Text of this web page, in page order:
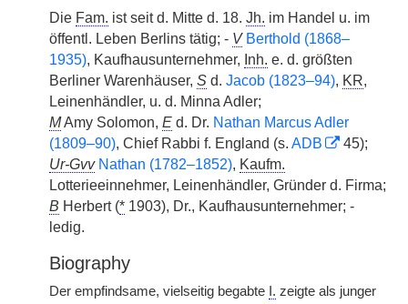
Die Fam. ist seit d. Mitte d. 18. Jh. im Handel u. im
öffentl. Leben Berlins tätig; - V Berthold (1868–
1935), Kaufhausunternehmer, Inh. e. d. größten
Berliner Warenhäuser, S d. Jacob (1823–94), KR,
Leinenhändler, u. d. Minna Adler;
MAmy Solomon, E d. Dr. Nathan Marcus Adler
(1809–90), Chief Rabbi f. England (s. ADB
45);
Ur-Gvv Nathan (1782–1852), Kaufm.
Lotterieeinnehmer, Leinenhändler, Gründer d. Firma;
B Herbert (* 1903), Dr., Kaufhausunternehmer; -
ledig.
Biography
Der empfindsame, vielseitig begabte I. zeigte als junger